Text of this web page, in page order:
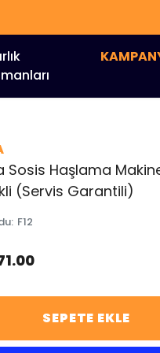
Sosis Haşlama
(Servis Garantili)
: F12
SEPETE EKLE